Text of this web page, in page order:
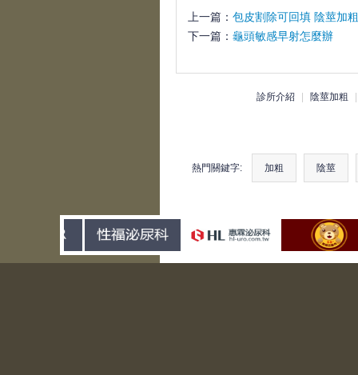
上一篇： 包皮割除可回填 陰莖加
下一篇： 龜頭敏感早射怎麼辦
診所介紹 陰莖加粗
熱門關鍵字: 加粗 陰莖